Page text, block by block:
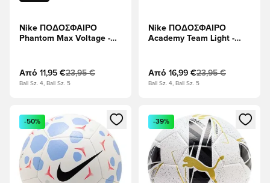
Nike ΠΟΔΟΣΦΑΙΡΟ
Phantom Max Voltage -
Από 11,95 €23,95 €
Ball Sz. 4, Ball Sz. 5
Nike ΠΟΔΟΣΦΑΙΡΟ
Academy Team Light -
Από 16,99 €23,95 €
Ball Sz. 4, Ball Sz. 5
Ανοίγει ένα Modal για να συνδεθείτε ή να εγγραφείτε ως
-50%
Ανοίγει ένα Modal για να
-39%